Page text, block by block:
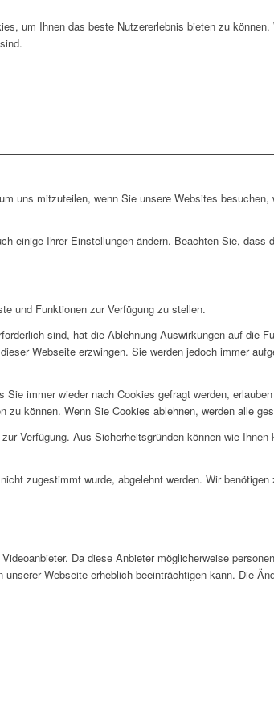
um Ihnen das beste Nutzererlebnis bieten zu
uns mitzuteilen, wenn Sie unsere Websites
einige Ihrer Einstellungen ändern. Beachten Sie,
und Funktionen zur Verfügung zu stellen.
sind, hat die Ablehnung Auswirkungen auf die
Webseite erzwingen. Sie werden jedoch immer
immer wieder nach Cookies gefragt werden,
können. Wenn Sie Cookies ablehnen, werden alle
Verfügung. Aus Sicherheitsgründen können wie
zugestimmt wurde, abgelehnt werden. Wir
Da diese Anbieter möglicherweise
Webseite erheblich beeinträchtigen kann. Die